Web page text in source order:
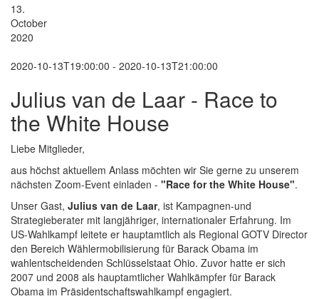
13.
October
2020
2020-10-13T19:00:00 - 2020-10-13T21:00:00
Julius van de Laar - Race to
the White House
Liebe Mitglieder,
aus höchst aktuellem Anlass möchten wir Sie gerne zu unserem
nächsten Zoom-Event einladen - "Race for the White House".
Unser Gast, Julius van de Laar, ist Kampagnen-und
Strategieberater mit langjähriger, internationaler Erfahrung. Im
US-Wahlkampf leitete er hauptamtlich als Regional GOTV Director
den Bereich Wählermobilisierung für Barack Obama im
wahlentscheidenden Schlüsselstaat Ohio. Zuvor hatte er sich
2007 und 2008 als hauptamtlicher Wahlkämpfer für Barack
Obama im Präsidentschaftswahlkampf engagiert.